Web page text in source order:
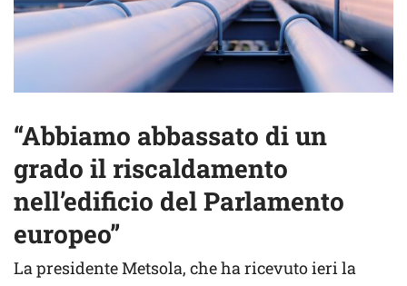
“Abbiamo abbassato di un
grado il riscaldamento
nell’edificio del Parlamento
europeo”
La presidente Metsola, che ha ricevuto ieri la